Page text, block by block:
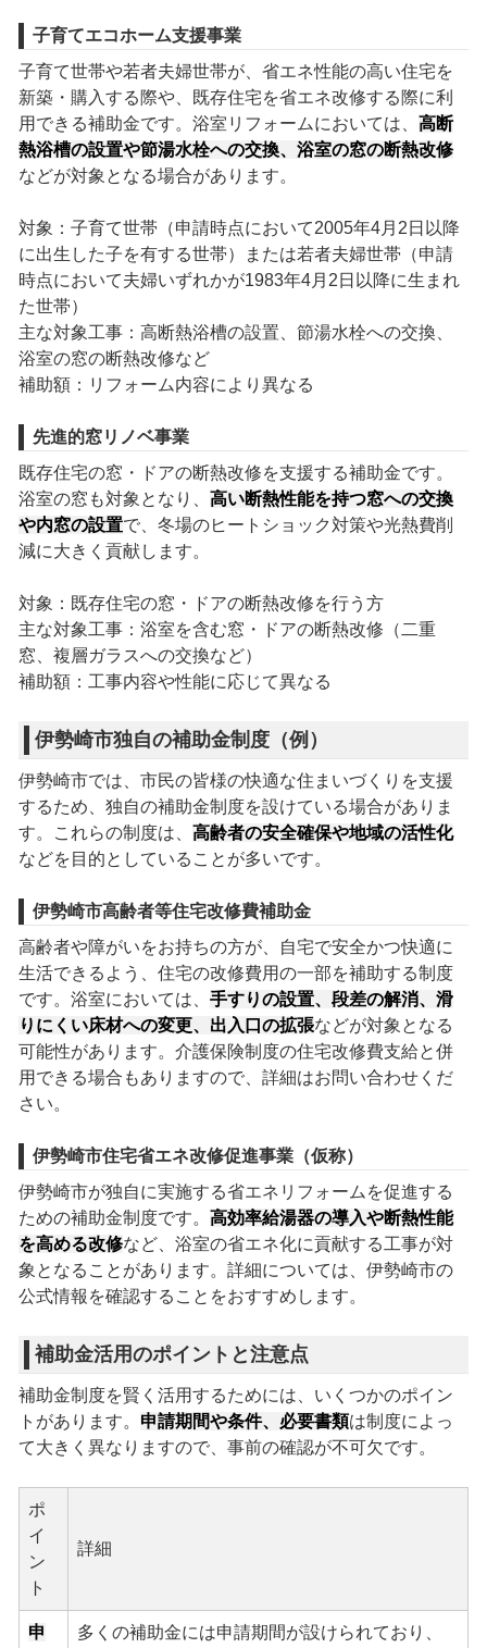
子育てエコホーム支援事業
子育て世帯や若者夫婦世帯が、省エネ性能の高い住宅を
新築・購入する際や、既存住宅を省エネ改修する際に利
用できる補助金です。浴室リフォームにおいては、 高断
熱浴槽の設置や節湯水栓への交換、浴室の窓の断熱改修
などが対象となる場合があります。
対象：子育て世帯（申請時点において2005年4月2日以降
に出生した子を有する世帯）または若者夫婦世帯（申請
時点において夫婦いずれかが1983年4月2日以降に生まれ
た世帯）
主な対象工事：高断熱浴槽の設置、節湯水栓への交換、
浴室の窓の断熱改修など
補助額：リフォーム内容により異なる
先進的窓リノベ事業
既存住宅の窓・ドアの断熱改修を支援する補助金です。
浴室の窓も対象となり、 高い断熱性能を持つ窓への交換
や内窓の設置で、冬場のヒートショック対策や光熱費削
減に大きく貢献します。
対象：既存住宅の窓・ドアの断熱改修を行う方
主な対象工事：浴室を含む窓・ドアの断熱改修（二重
窓、複層ガラスへの交換など）
補助額：工事内容や性能に応じて異なる
伊勢崎市独自の補助金制度（例）
伊勢崎市では、市民の皆様の快適な住まいづくりを支援
するため、独自の補助金制度を設けている場合がありま
す。これらの制度は、 高齢者の安全確保や地域の活性化
などを目的としていることが多いです。
伊勢崎市高齢者等住宅改修費補助金
高齢者や障がいをお持ちの方が、自宅で安全かつ快適に
生活できるよう、住宅の改修費用の一部を補助する制度
です。浴室においては、 手すりの設置、段差の解消、滑
りにくい床材への変更、出入口の拡張などが対象となる
可能性があります。介護保険制度の住宅改修費支給と併
用できる場合もありますので、詳細はお問い合わせくだ
さい。
伊勢崎市住宅省エネ改修促進事業（仮称）
伊勢崎市が独自に実施する省エネリフォームを促進する
ための補助金制度です。 高効率給湯器の導入や断熱性能
を高める改修など、浴室の省エネ化に貢献する工事が対
象となることがあります。詳細については、伊勢崎市の
公式情報を確認することをおすすめします。
補助金活用のポイントと注意点
補助金制度を賢く活用するためには、いくつかのポイン
トがあります。 申請期間や条件、必要書類は制度によっ
て大きく異なりますので、事前の確認が不可欠です。
ポ
イ
ン
ト
詳細
申
多くの補助金には申請期間が設けられており、